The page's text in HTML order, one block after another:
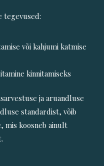
tegevused:
või kahjumi katmise
kinnitamiseks
ja aruandluse
standardist, võib
mis koosneb ainult